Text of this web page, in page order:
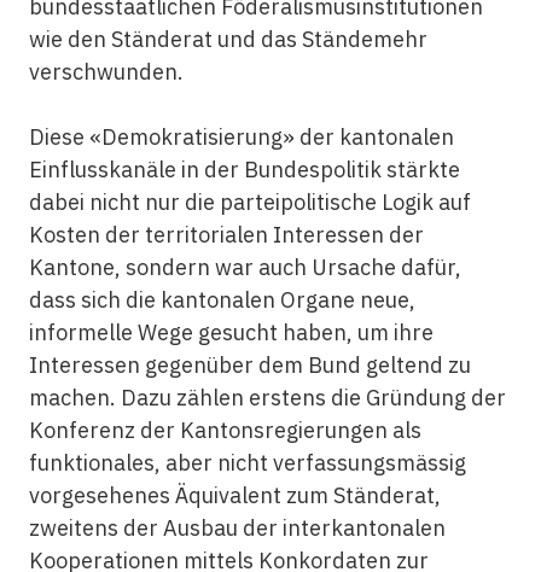
bundesstaatlichen Föderalismusinstitutionen
wie den Ständerat und das Ständemehr
verschwunden.
Diese «Demokratisierung» der kantonalen
Einflusskanäle in der Bundespolitik stärkte
dabei nicht nur die parteipolitische Logik auf
Kosten der territorialen Interessen der
Kantone, sondern war auch Ursache dafür,
dass sich die kantonalen Organe neue,
informelle Wege gesucht haben, um ihre
Interessen gegenüber dem Bund geltend zu
machen. Dazu zählen erstens die Gründung der
Konferenz der Kantonsregierungen als
funktionales, aber nicht verfassungsmässig
vorgesehenes Äquivalent zum Ständerat,
zweitens der Ausbau der interkantonalen
Kooperationen mittels Konkordaten zur